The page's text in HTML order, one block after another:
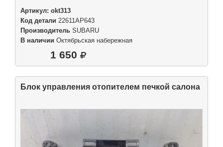
Артикул: okt313
Код детали 22611AP643
Производитель SUBARU
В наличии Октябрьская набережная
1 650
Блок управления отопителем печкой салона